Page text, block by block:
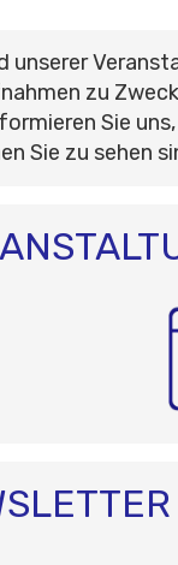
unserer
zu
Sie
Sie zu sehen